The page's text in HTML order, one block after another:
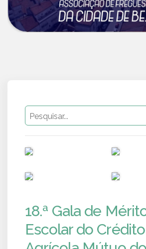
18.ª Gala de
Escolar do Crédito